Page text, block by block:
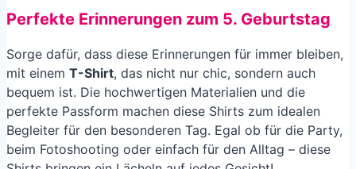
Perfekte Erinnerungen zum 5. Geburtstag
Sorge dafür, dass diese Erinnerungen für immer bleiben,
mit einem T-Shirt, das nicht nur chic, sondern auch
bequem ist. Die hochwertigen Materialien und die
perfekte Passform machen diese Shirts zum idealen
Begleiter für den besonderen Tag. Egal ob für die Party,
beim Fotoshooting oder einfach für den Alltag – diese